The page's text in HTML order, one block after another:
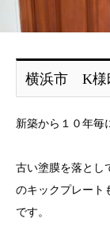
横浜市 K様
新築から１０年毎
古い塗膜を落とし
のキックプレート
です。